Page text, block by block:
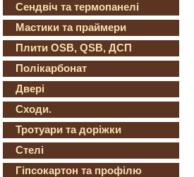
Сендвіч та термопанелі
Мастики та праймери
Плити OSB, QSB, ДСП
Полікарбонат
Двері
Сходи.
Тротуари та доріжки
Стелі
Гіпсокартон та профілю